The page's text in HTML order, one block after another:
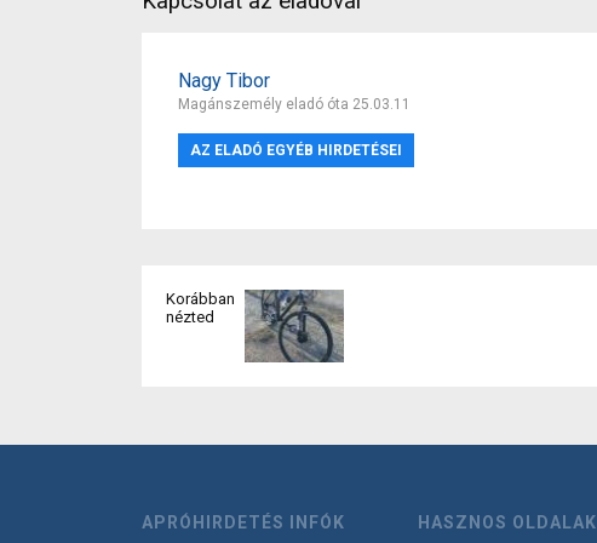
Nagy Tibor
Magánszemély eladó óta 25.03.11
AZ ELADÓ EGYÉB HIRDETÉSEI
Korábban
nézted
APRÓHIRDETÉS INFÓK HASZNOS OLDALAK